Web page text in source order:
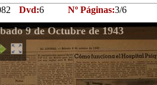
Dvd:6 Nº Páginas:3/6
9 de Octubre de 1943